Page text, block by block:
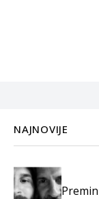
NAJNOVIJE